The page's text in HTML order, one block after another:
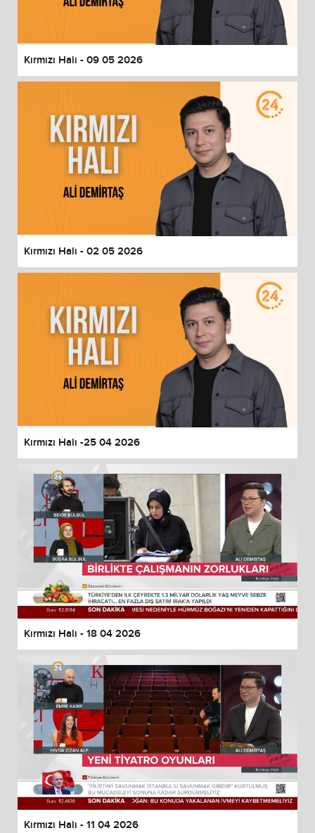
Kırmızı Halı - 09 05 2026
Kırmızı Halı - 02 05 2026
Kırmızı Halı -25 04 2026
Kırmızı Halı - 18 04 2026
Kırmızı Halı - 11 04 2026